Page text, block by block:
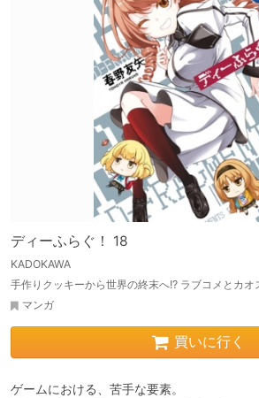
ディーふらぐ！ 18
KADOKAWA
手作りクッキーから世界の終末へ!? ラブコメとカオ
マンガ
買いに行く
ゲームにおける、苦手な要素。